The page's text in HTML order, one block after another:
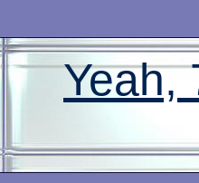
Yeah,